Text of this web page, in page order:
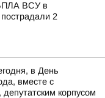
ВСУ в
2
в День
вместе с
корпусом